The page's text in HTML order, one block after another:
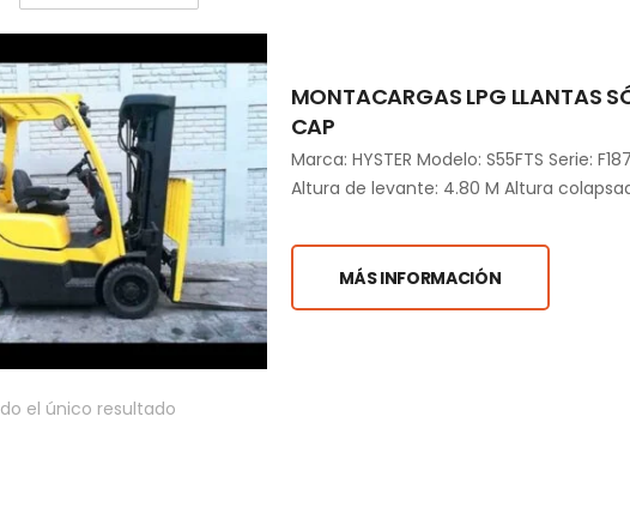
MONTACARGAS LPG LLANTAS
CAP
Marca: HYSTER Modelo: S55FTS Serie:
Altura de levante: 4.80 M Altura
MÁS INFORMACIÓN
el único resultado